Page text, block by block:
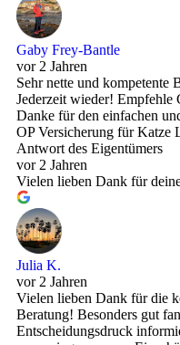
Gaby Frey-Bantle
vor 2 Jahren
Sehr nette und kompetente
Jederzeit wieder! Empfehle
Danke für den einfachen
OP Versicherung für Katze
Antwort des Eigentümers
vor 2 Jahren
Vielen lieben Dank für
Julia K.
vor 2 Jahren
Vielen lieben Dank für die
Beratung! Besonders gut
Entscheidungsdruck